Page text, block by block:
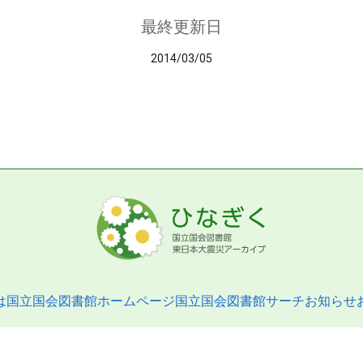
最終更新日
2014/03/05
国立国会図書館ホームページ国立国会図書館サーチお知らせ